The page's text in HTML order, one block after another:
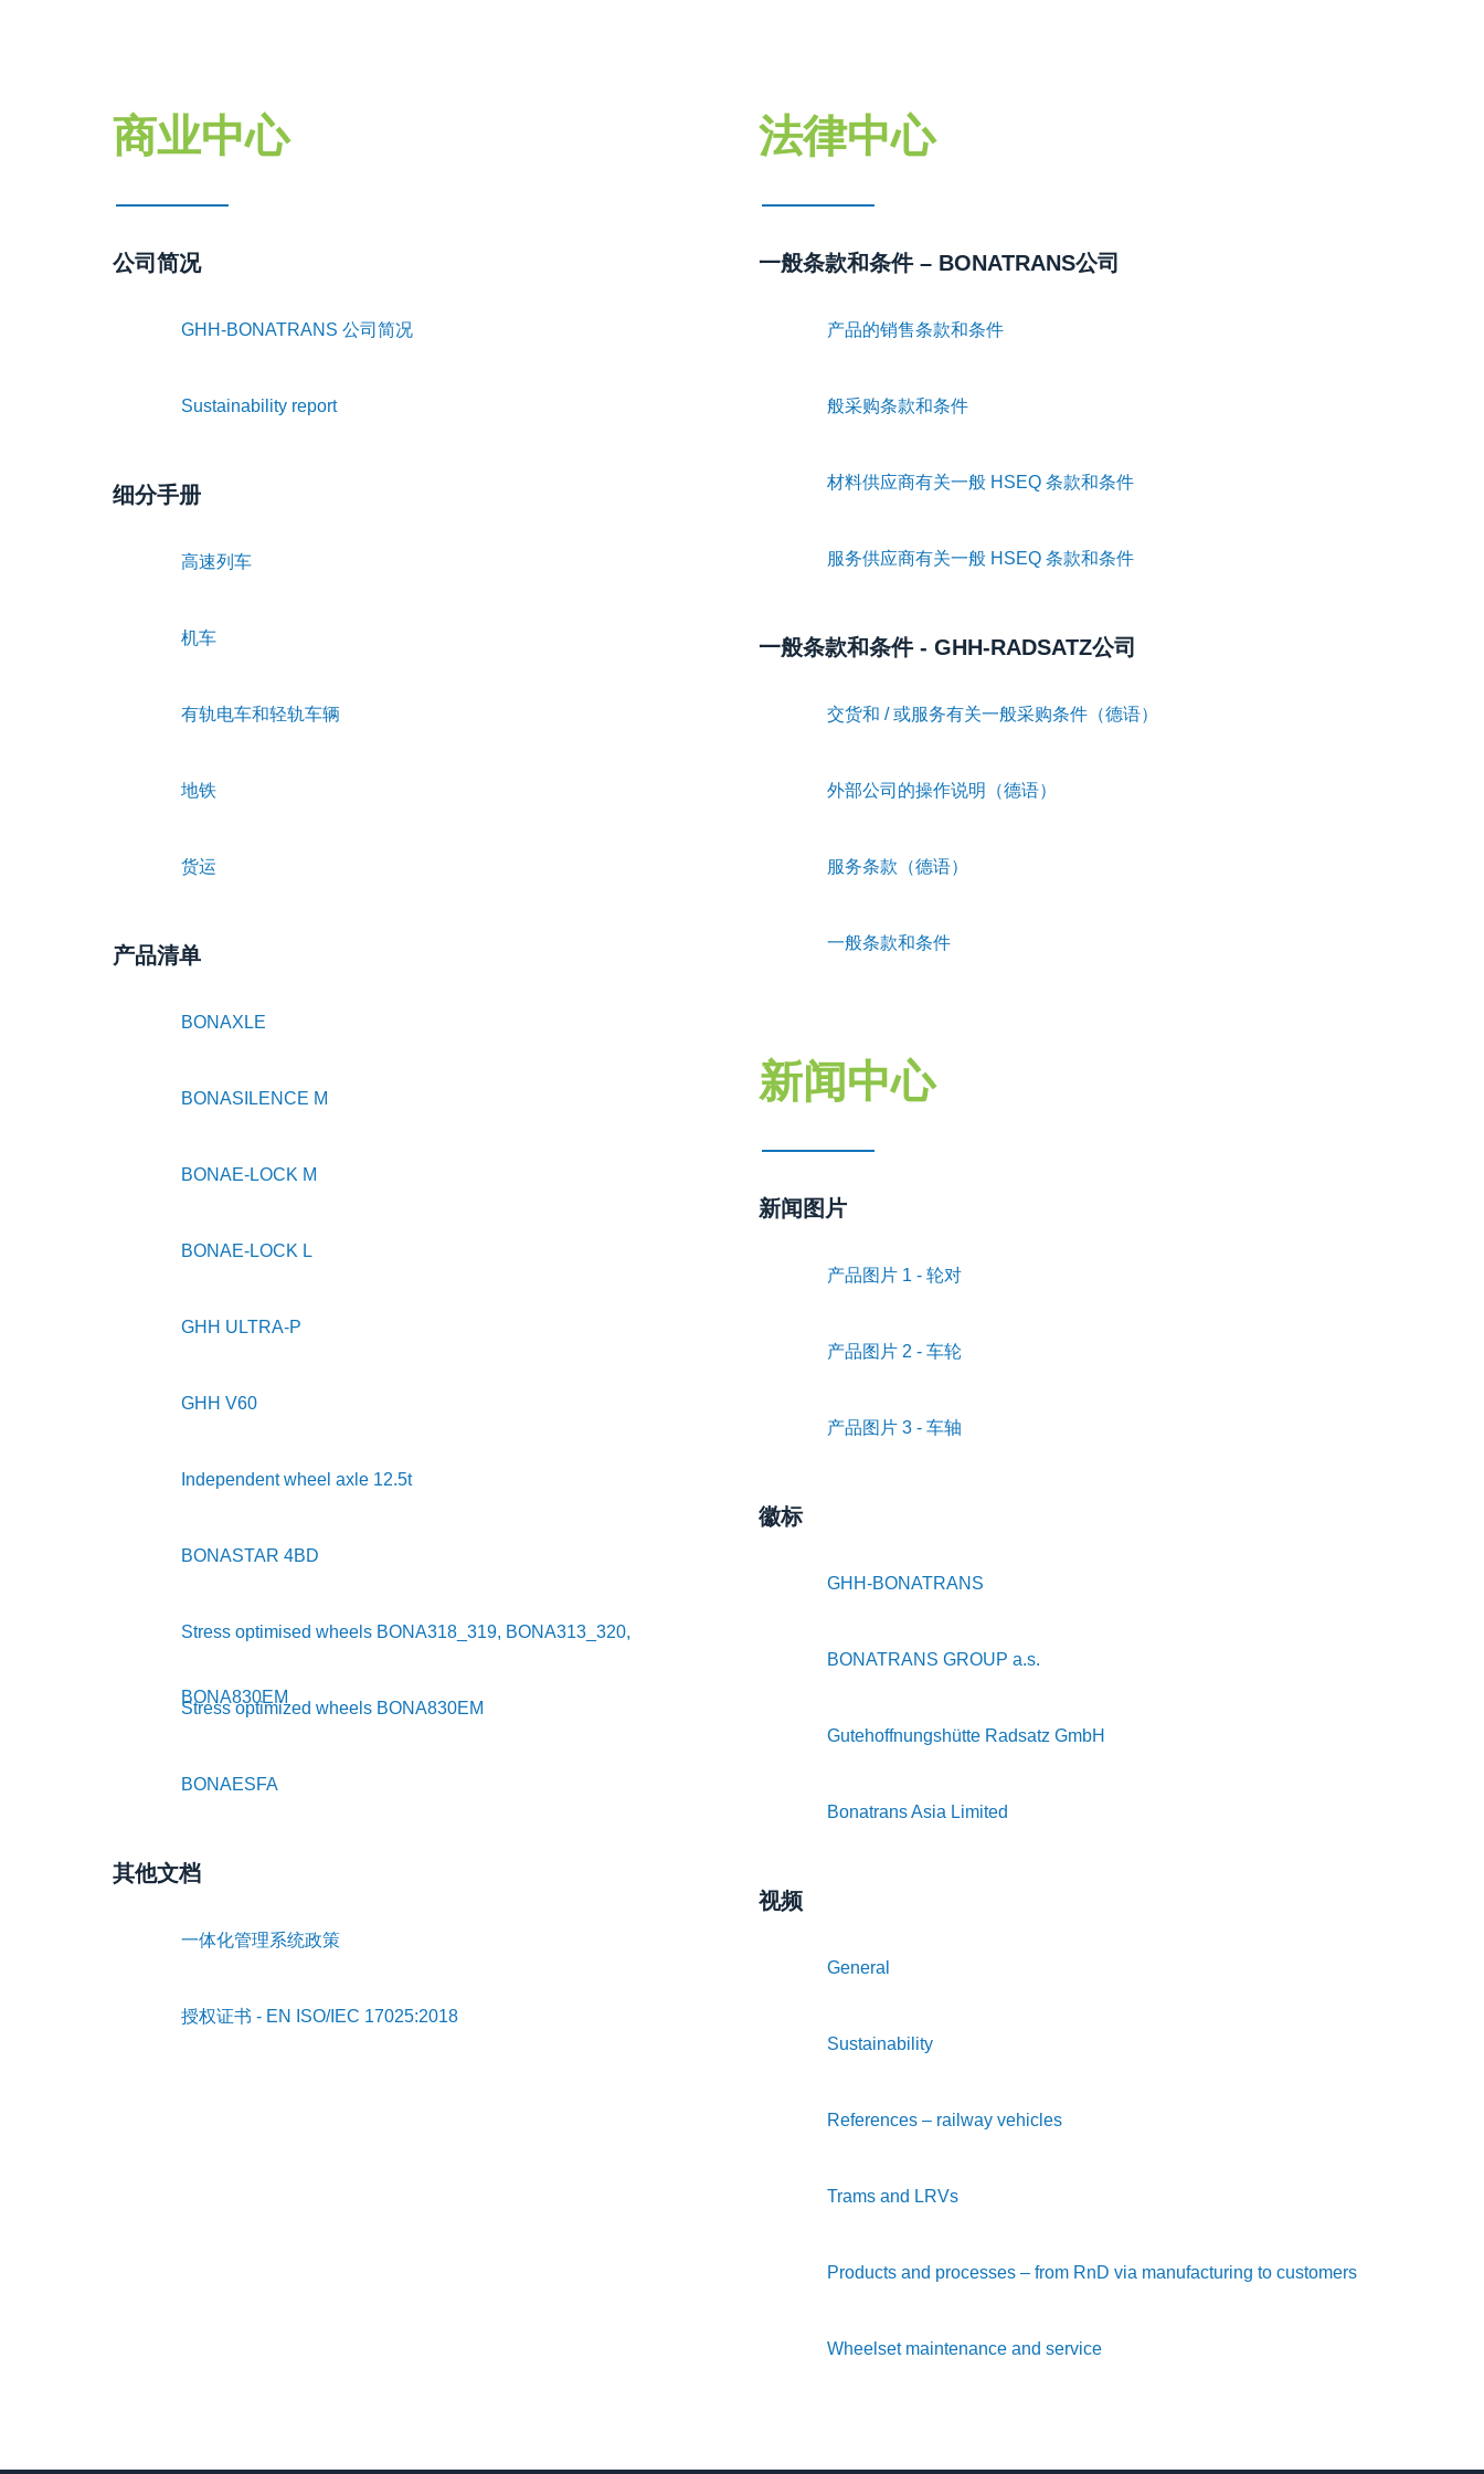
商业中心
公司简况
GHH-BONATRANS 公司简况
Sustainability report
细分手册
高速列车
机车
有轨电车和轻轨车辆
地铁
货运
产品清单
BONAXLE
BONASILENCE M
BONAE-LOCK M
BONAE-LOCK L
GHH ULTRA-P
GHH V60
Independent wheel axle 12.5t
BONASTAR 4BD
Stress optimised wheels BONA318_319, BONA313_320,
BONA830EM
Stress optimized wheels BONA830EM
BONAESFA
其他文档
一体化管理系统政策
授权证书 - EN ISO/IEC 17025:2018
法律中心
一般条款和条件 – BONATRANS公司
产品的销售条款和条件
般采购条款和条件
材料供应商有关一般 HSEQ 条款和条件
服务供应商有关一般 HSEQ 条款和条件
一般条款和条件 - GHH-RADSATZ公司
交货和 / 或服务有关一般采购条件（德语）
外部公司的操作说明（德语）
服务条款（德语）
一般条款和条件
新闻中心
新闻图片
产品图片 1 - 轮对
产品图片 2 - 车轮
产品图片 3 - 车轴
徽标
GHH-BONATRANS
BONATRANS GROUP a.s.
Gutehoffnungshütte Radsatz GmbH
Bonatrans Asia Limited
视频
General
Sustainability
References – railway vehicles
Trams and LRVs
Products and processes – from RnD via manufacturing to customers
Wheelset maintenance and service